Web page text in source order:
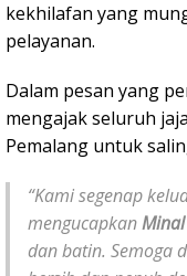
kekhilafan yang
pelayanan.
Dalam pesan yang
mengajak seluruh
Pemalang untuk
“Kami segenap
mengucapkan
dan batin. Semoga